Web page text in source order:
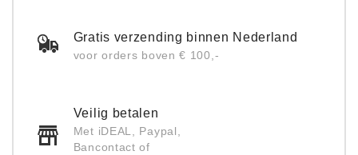
Gratis verzending binnen Nederland
voor orders boven € 100,-
Veilig betalen
Met iDEAL, Paypal,
Bancontact of